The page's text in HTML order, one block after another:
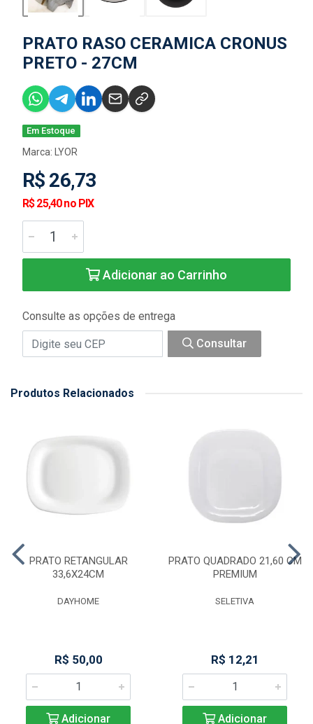
PRATO RASO CERAMICA CRONUS
PRETO - 27CM
Em Estoque
Marca: LYOR
R$ 26,73
R$ 25,40 no PIX
Adicionar ao Carrinho
Consulte as opções de entrega
Consultar
Produtos Relacionados
PRATO RETANGULAR
33,6X24CM
DAYHOME
R$ 50,00
Adicionar
PRATO QUADRADO 21,60 CM
PREMIUM
SELETIVA
R$ 12,21
Adicionar